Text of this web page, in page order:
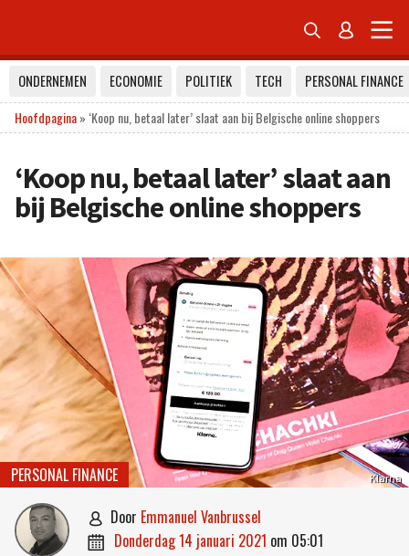
 
ONDERNEMEN ECONOMIE POLITIEK TECH
PERSONAL FINANCE
Hoofdpagina» ‘Koop nu, betaal later’ slaat aan bij Belgische online shoppers
‘Koop nu, betaal later’ slaat aan
bij Belgische online shoppers
Klarna
PERSONAL FINANCE
 door Emmanuel Vanbrussel
 donderdag 14 januari 2021 om 05:01